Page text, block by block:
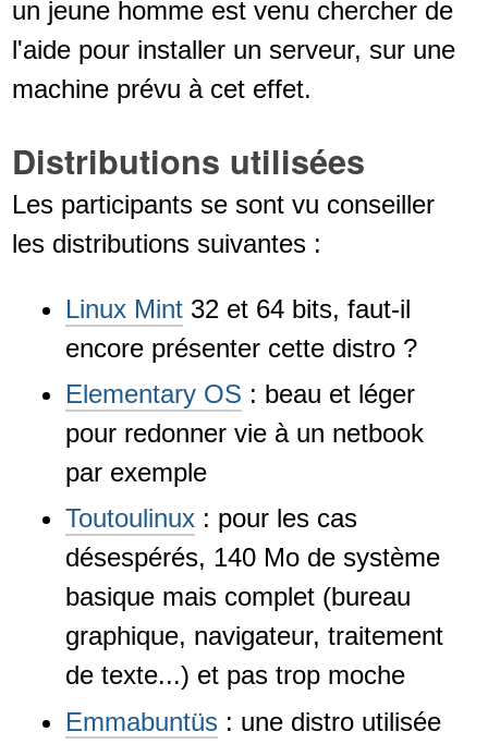
un jeune homme est venu chercher de
l'aide pour installer un serveur, sur une
machine prévu à cet effet.
Distributions utilisées
Les participants se sont vu conseiller
les distributions suivantes :
Linux Mint32 et 64 bits, faut-il
encore présenter cette distro ?
Elementary OS : beau et léger
pour redonner vie à un netbook
par exemple
Toutoulinux: pour les cas
désespérés, 140 Mo de système
basique mais complet (bureau
graphique, navigateur, traitement
de texte...) et pas trop moche
Emmabuntüs: une distro utilisée